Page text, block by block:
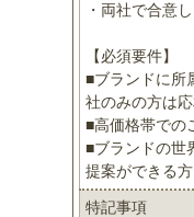
・両社で合意
【必須要件】
■ブランドに所
社のみの方は応
■高価格帯での
■ブランドの世
提案ができる方
特記事項